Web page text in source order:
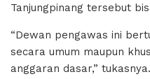
Tanjungpinang tersebut
“Dewan pengawas ini
secara umum maupun
anggaran dasar,”